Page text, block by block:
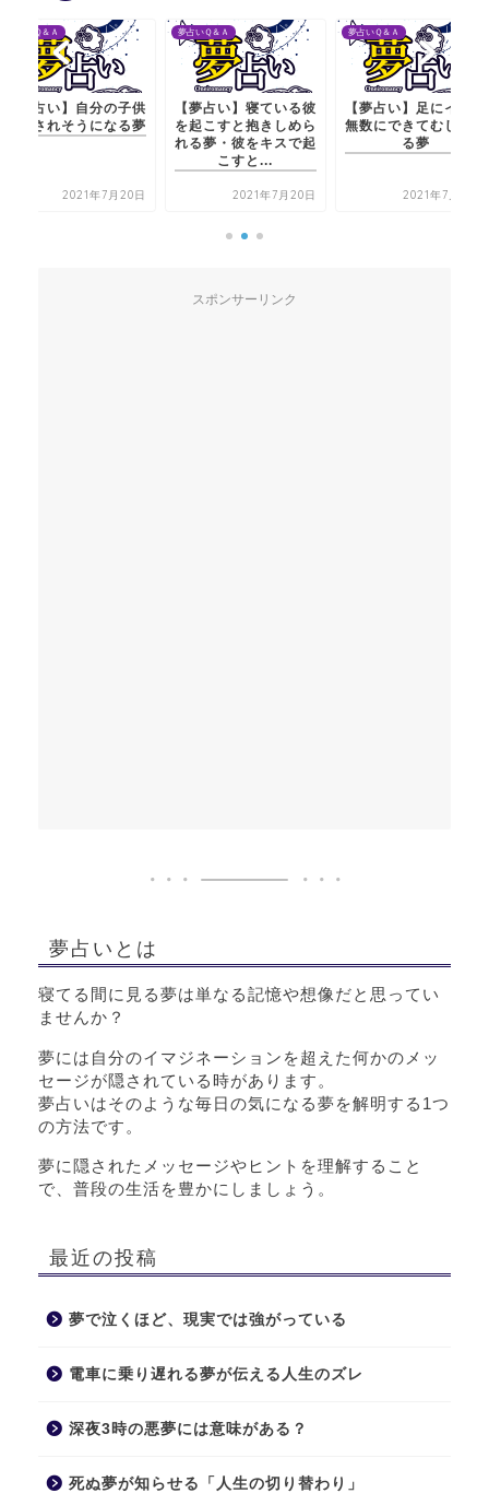
い】自分の子供
れそうになる夢
2021年7月20日
夢占いＱ＆Ａ
【夢占い】寝ている彼
を起こすと抱きしめら
れる夢・彼をキスで起
こすと...
2021年7月20日
夢占いＱ＆Ａ
【夢占い】足にイボが
無数にできてむしりと
2021年7月20日
スポンサーリンク
夢占いとは
寝てる間に見る夢は単なる記憶や想像だと思ってい
ませんか？
夢には自分のイマジネーションを超えた何かのメッ
セージが隠されている時があります。
夢占いはそのような毎日の気になる夢を解明する1つ
の方法です。
夢に隠されたメッセージやヒントを理解すること
で、普段の生活を豊かにしましょう。
最近の投稿
夢で泣くほど、現実では強がっている
電車に乗り遅れる夢が伝える人生のズレ
深夜3時の悪夢には意味がある？
死ぬ夢が知らせる「人生の切り替わり」